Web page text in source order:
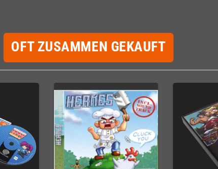
OFT ZUSAMMEN GEKAUFT